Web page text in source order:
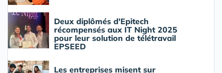
Deux diplômés d'Epitech
récompensés aux IT Night 2025
pour leur solution de télétravail
EPSEED
Les entreprises misent sur